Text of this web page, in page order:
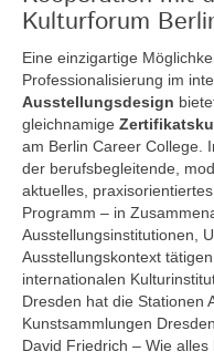
Kulturforum
Eine einzigartige
Professionalisierung im
Ausstellungsdesign
gleichnamige
am Berlin Career College.
der berufsbegleitende,
aktuelles,
Programm – in
Ausstellungsinstitutionen,
Ausstellungskontext
internationalen
Dresden hat die Stationen
Kunstsammlungen
David Friedrich – Wie